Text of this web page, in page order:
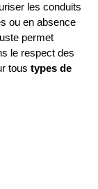
les conduits
ou en absence
permet
le respect des
tous types de